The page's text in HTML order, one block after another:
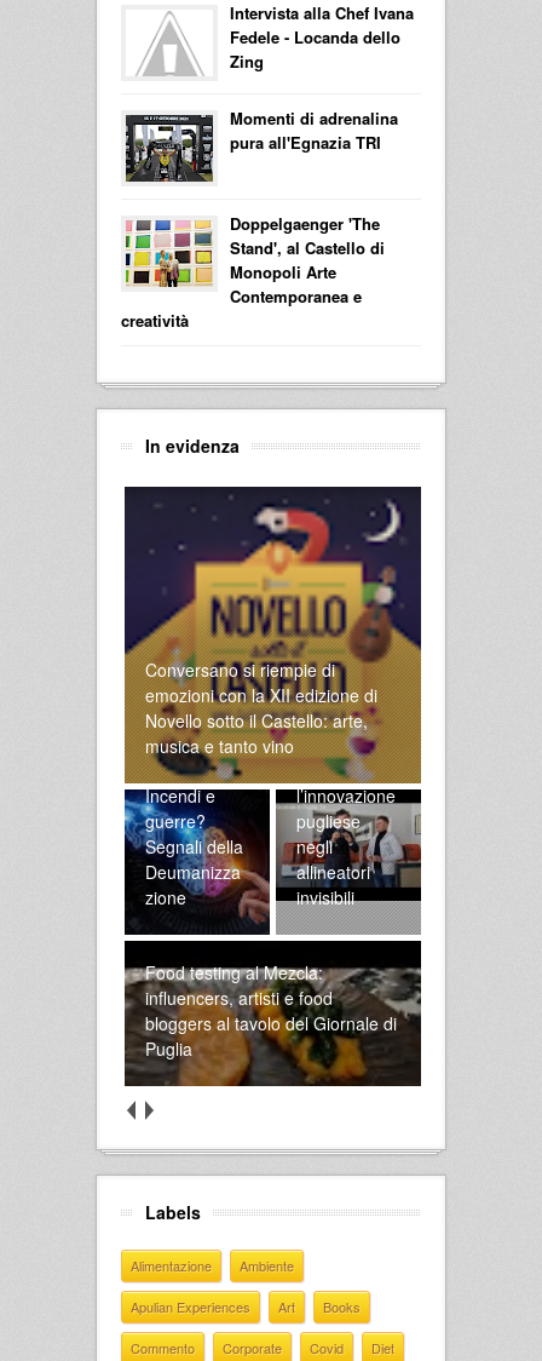
Intervista alla Chef Ivana
Fedele - Locanda dello
Zing
Momenti di adrenalina
pura all'Egnazia TRI
Doppelgaenger 'The
Stand', al Castello di
Monopoli Arte
Contemporanea e
creatività
In evidenza
Conversano si riempie di
emozioni con la XII edizione di
Novello sotto il Castello: arte,
musica e tanto vino
Incendi e
guerre?
Segnali della
Deumanizza
zione
Alla scoperta
di SmileLine:
l’innovazione
pugliese
negli
allineatori
invisibili
Food testing al Mezcla:
influencers, artisti e food
bloggers al tavolo del Giornale di
Puglia
Labels
Alimentazione Ambiente
Apulian Experiences Art Books
Commento Corporate Covid Diet